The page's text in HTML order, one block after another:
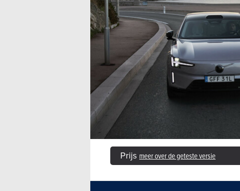
Prijs meer over de geteste versie